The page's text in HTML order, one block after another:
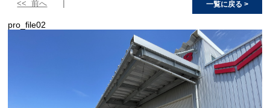
<< 前へ 一覧に戻る >
pro_file02